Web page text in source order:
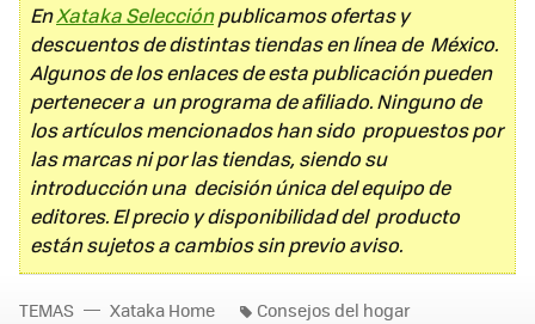
EnXataka Selecciónpublicamos ofertas y
descuentos de distintas tiendas en línea de México.
Algunos de los enlaces de esta publicación pueden
pertenecer a un programa de afiliado. Ninguno de
los artículos mencionados han sido propuestos por
las marcas ni por las tiendas, siendo su
introducción una decisión única del equipo de
editores. El precio y disponibilidad del producto
están sujetos a cambios sin previo aviso.
TEMAS Xataka Home Consejos del hogar